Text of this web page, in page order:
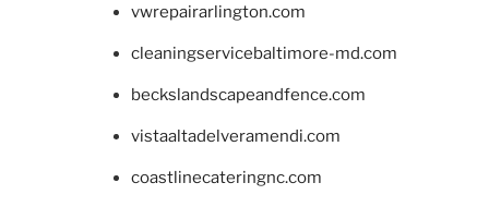
vwrepairarlington.com
cleaningservicebaltimore-md.com
beckslandscapeandfence.com
vistaaltadelveramendi.com
coastlinecateringnc.com